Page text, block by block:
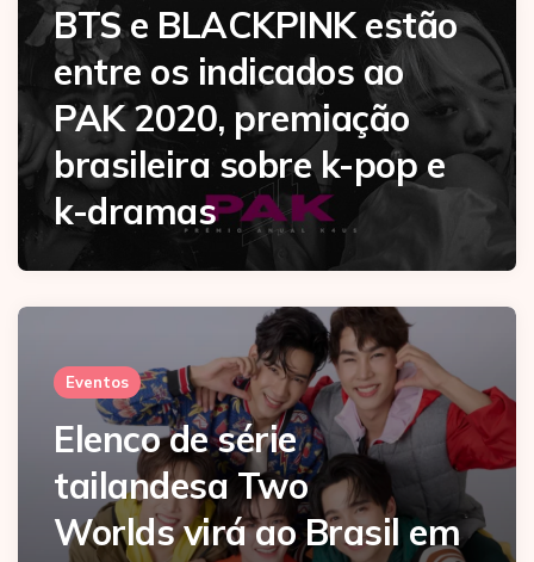
BTS e BLACKPINK estão
entre os indicados ao
PAK 2020, premiação
brasileira sobre k-pop e
k-dramas
Eventos
Elenco de série
tailandesa Two
Worlds virá ao Brasil em